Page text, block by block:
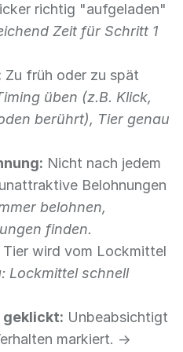
richtig "aufgeladen"
Zeit für Schritt 1
Zu früh oder zu spät
üben (z.B. Klick,
berührt), Tier genau
Nicht nach jedem
Belohnungen
belohnen,
finden.
Tier wird vom Lockmittel
Lockmittel schnell
geklickt: Unbeabsichtigt
markiert. ->